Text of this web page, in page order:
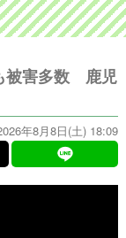
被害多数 鹿児
年8月8日(土) 18:09